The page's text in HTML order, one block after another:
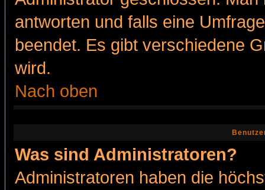
antworten und falls eine
beendet. Es gibt verschiedene
wird.
Nach oben
Was sind Administratoren?
Administratoren haben die